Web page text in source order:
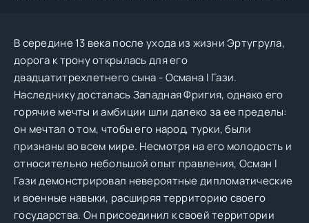
В середине 13 века после ухода из жизни Эртугрула,
дорога к трону открылась для его
двадцатитрехлетнего сына - Османа I Гази.
Наследнику досталась Западная Фригия, однако его
горячие мечты и амбиции шли далеко за ее пределы:
он мечтал о том, чтобы его народ, турки, были
признаны во всем мире. Несмотря на его молодость и
относительно небольшой опыт правления, Осман I
Гази демонстрировал невероятные дипломатические
и военные навыки, расширяя территорию своего
государства. Он присоединил к своей территории